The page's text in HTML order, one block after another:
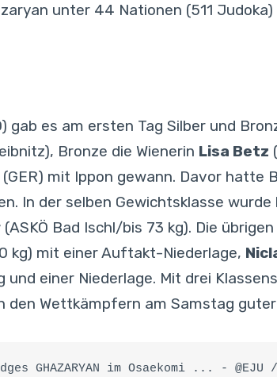
unter 44 Nationen (511
gab es am ersten Tag Silber und
Bronze die Wienerin Lisa Betz
(GER) mit Ippon gewann. Davor hatte
In der selben Gewichtsklasse wurde
(ASKÖ Bad Ischl/bis 73 kg). Die
kg) mit einer Auftakt-Niederlage,
einer Niederlage. Mit drei
Wettkämpfern am Samstag
GHAZARYAN im Osaekomi ... - @EJU